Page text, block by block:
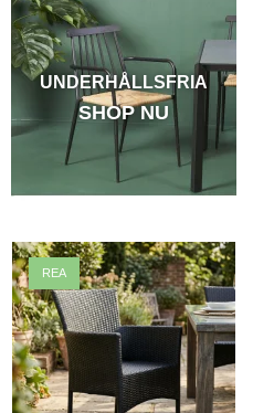
UNDERHÅLLSFRIA
SHOP NU
REA